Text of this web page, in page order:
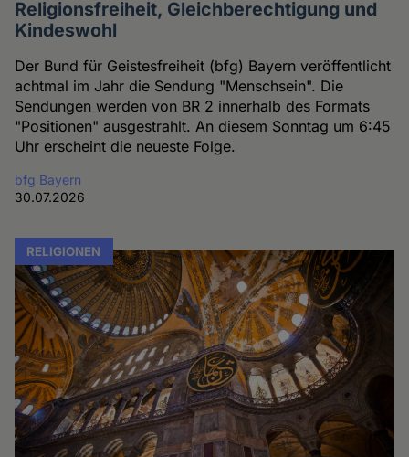
Religionsfreiheit, Gleichberechtigung und
Kindeswohl
Der Bund für Geistesfreiheit (bfg) Bayern veröffentlicht
achtmal im Jahr die Sendung "Menschsein". Die
Sendungen werden von BR 2 innerhalb des Formats
"Positionen" ausgestrahlt. An diesem Sonntag um 6:45
Uhr erscheint die neueste Folge.
bfg Bayern
30.07.2026
RELIGIONEN